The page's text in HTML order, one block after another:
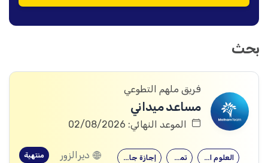
بحث
فريق ملهم التطوعي
مساعد ميداني
الموعد النهائي: 02/08/2026
إجازة جامعية… تمريض العلوم الصحية ديرالزور منتهية